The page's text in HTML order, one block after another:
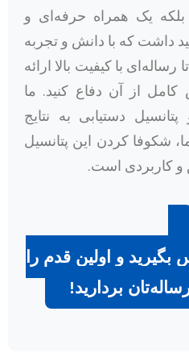
بلکه یک همراه حرفه‌ای و
داشت که با دانش و تجربه
با کیفیت بالا ارائه
کامل از آن دفاع کنید. ما
دستیابی به نتایج
شکوفا کردن این پتانسیل
و کاربردی است.
و اولین قدم را
بردارید!